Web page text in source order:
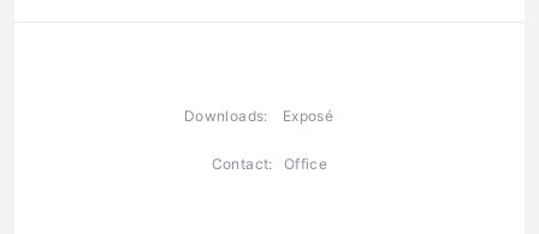
Downloads: Exposé
Contact: Office